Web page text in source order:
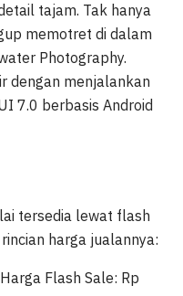
tajam. Tak hanya
memotret di dalam
Photography.
dengan menjalankan
7.0 berbasis Android
tersedia lewat flash
harga jualannya:
Flash Sale: Rp